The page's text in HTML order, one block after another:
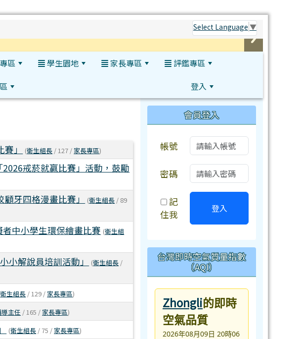
Select Language ▼
區 學生園地 家長專區
評鑑專區
登入
」 (衛生組長 / 127 / 家長專區)
戒菸就贏比賽」活動，鼓勵
牙四格漫畫比賽」 (衛生組長 / 89
者中小學生環保繪畫比賽 (衛生組
小解說員培訓活動」 (衛生組長 /
衛生組長 / 129 / 家長專區)
主任 / 165 / 家長專區)
(衛生組長 / 75 / 家長專區)
會員登入
帳號
密碼
記
住我
登入
台灣即時空氣質量指數
（AQI）
Zhongli的即時
空氣品質
2026年08月09日 20時06